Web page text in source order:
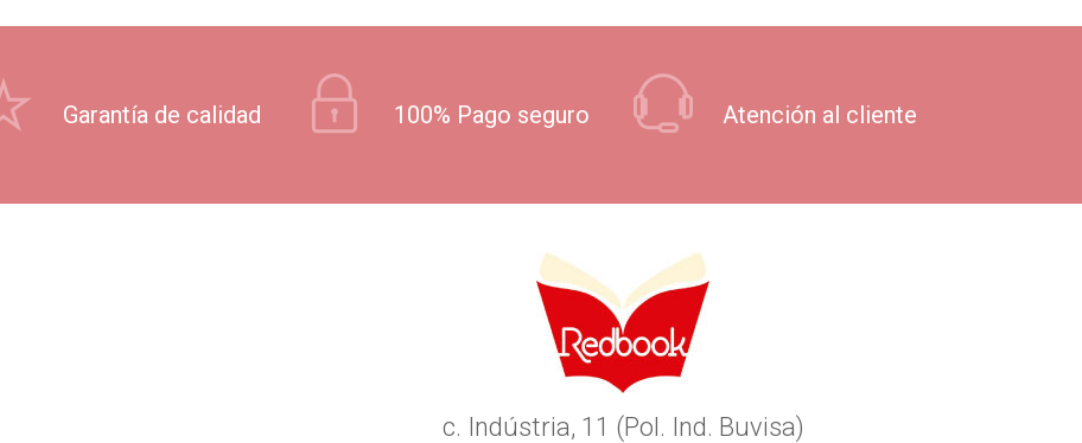
Garantía de calidad 100% Pago seguro Atención al cliente
c. Indústria, 11 (Pol. Ind. Buvisa)